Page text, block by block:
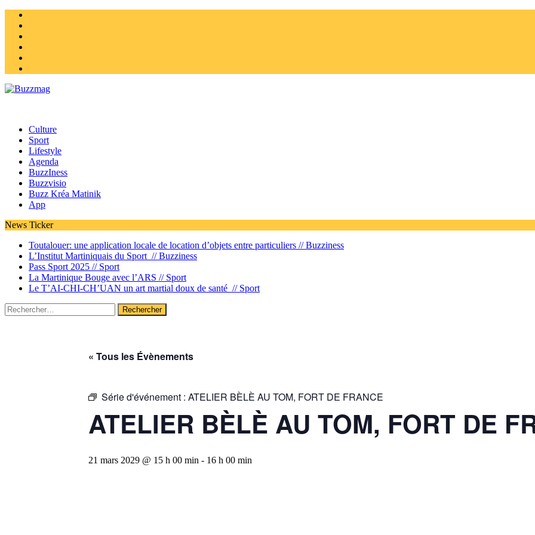
Culture
Sport
Lifestyle
Agenda
BuzzIness
Buzzvisio
Buzz Kréa Matinik
App
News Ticker
Toutalouer: une application locale de location d’objets entre particuliers //Buzziness
L’Institut Martiniquais du Sport //Buzziness
Pass Sport 2025 // Sport
La Martinique Bouge avec l’ARS // Sport
Le T’AI-CHI-CH’UAN un art martial doux de santé // Sport
Rechercher :
« Tous les Évènements
Série d'événement : ATELIER BÈLÈ AU TOM, FORT DE FRANCE
ATELIER BÈLÈ AU TOM, FORT DE
21 mars 2029 @ 15 h 00 min - 16 h 00 min